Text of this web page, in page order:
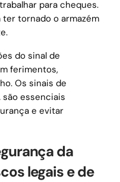
para cheques.
tornado o armazém
do sinal de
ferimentos,
Os sinais de
são essenciais
e evitar
da
legais e de